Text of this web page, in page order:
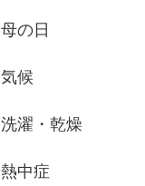
母の日
気候
洗濯・乾燥
熱中症